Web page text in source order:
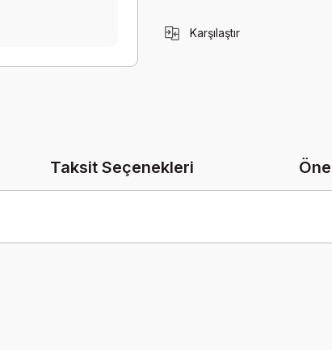
Karşılaştır
Taksit Seçenekleri